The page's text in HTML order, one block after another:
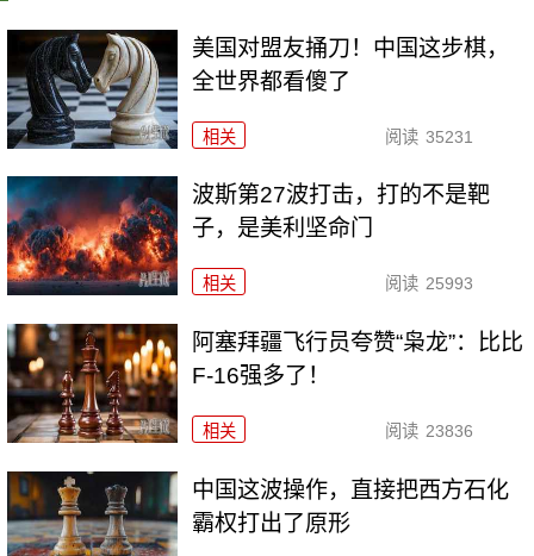
美国对盟友捅刀！中国这步棋，
全世界都看傻了
相关 阅读 35231
波斯第27波打击，打的不是靶
子，是美利坚命门
相关 阅读 25993
阿塞拜疆飞行员夸赞“枭龙”：比比
F-16强多了！
相关 阅读 23836
中国这波操作，直接把西方石化
霸权打出了原形